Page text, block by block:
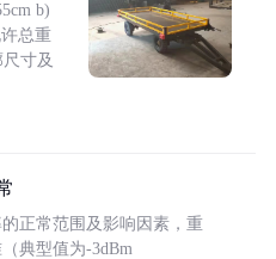
b)
总重
寸及
正常范围及影响因素，重
典型值为-3dBm